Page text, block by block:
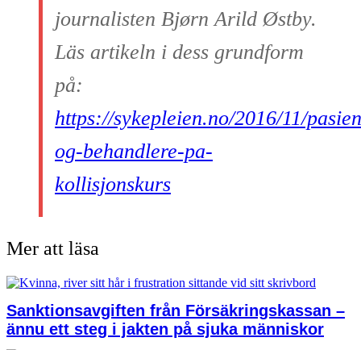
journalisten Bjørn Arild Østby.
Läs artikeln i dess grundform
på:
https://sykepleien.no/2016/11/
og-behandlere-pa-
kollisjonskurs
Mer att läsa
Sanktionsavgiften från Försäkringskassan –
ännu ett steg i jakten på sjuka människor